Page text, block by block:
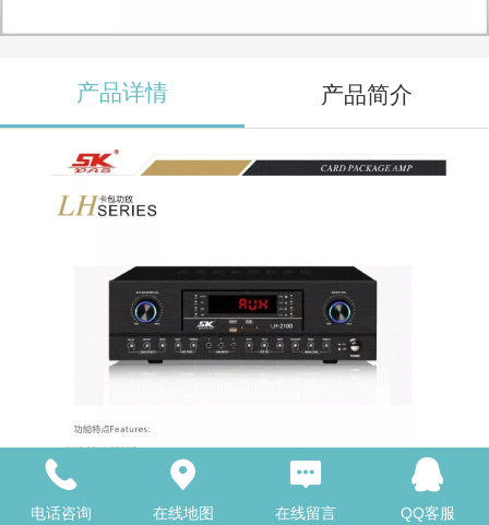
产品详情 产品简介
电话咨询 在线地图 在线留言 QQ客服